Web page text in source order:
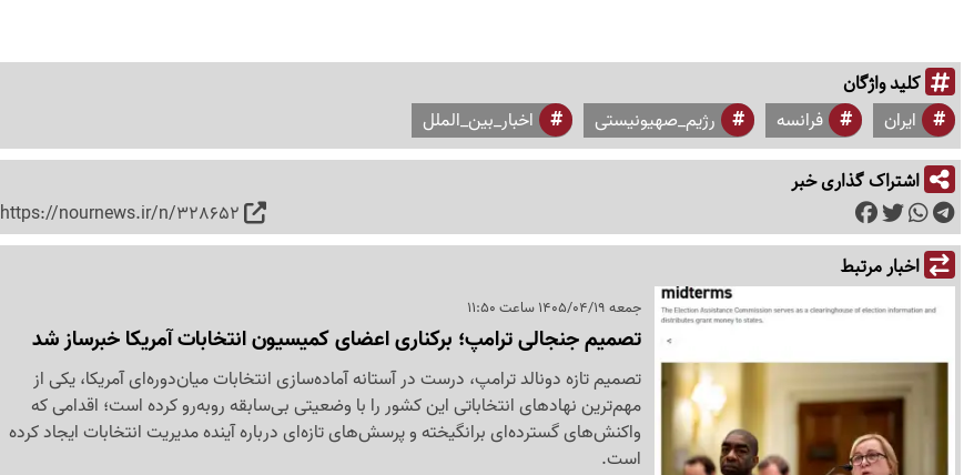
کلید واژگان
ایران فرانسه رژیم_صهیونیستی اخبار_بین_الملل
اشتراک گذاری خبر
https://nournews.ir/n/328652
اخبار مرتبط
جمعه 1405/04/19 ساعت 11:50
تصمیم جنجالی ترامپ؛ برکناری اعضای کمیسیون انتخابات آمریکا خبرساز شد
تصمیم تازه دونالد ترامپ، درست در آستانه آماده‌سازی انتخابات میان‌دوره‌ای آمریکا، یکی از
مهم‌ترین نهادهای انتخاباتی این کشور را با وضعیتی بی‌سابقه روبه‌رو کرده است؛ اقدامی که
واکنش‌های گسترده‌ای برانگیخته و پرسش‌های تازه‌ای درباره آینده مدیریت انتخابات ایجاد کرده
است.